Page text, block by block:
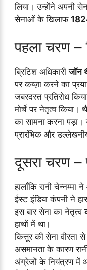
लिया। उन्होंने अपनी
सेनाओं के खिलाफ
पहला चरण –
ब्रिटिश अधिकारीजॉन
पर कब्ज़ा करने का
जबरदस्त प्रतिरोध
मोर्चे पर नेतृत्व किया।
का सामना करना पड़ा।
प्रारंभिक और
दूसरा चरण –
हालाँकि रानी
ईस्ट इंडिया कंपनी ने
इस बार सेना का नेतृत्व
हाथों में था।
कित्तूर की सेना वीरता
असमानता के कारण
अंग्रेजों के नियंत्रण में आ